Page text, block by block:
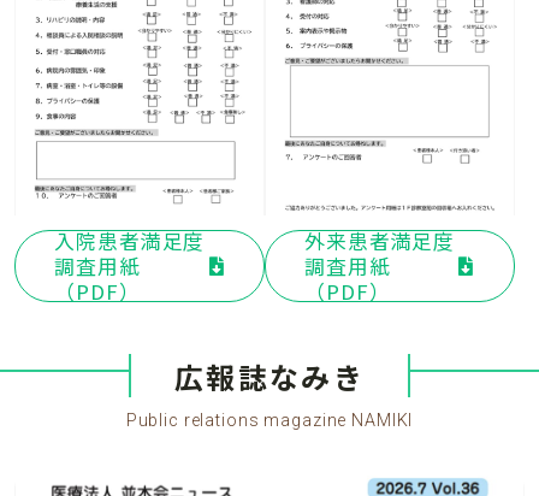
入院患者満足度
調査用紙
（PDF）
外来患者満足度
調査用紙
（PDF）
広報誌なみき
Public relations magazine NAMIKI